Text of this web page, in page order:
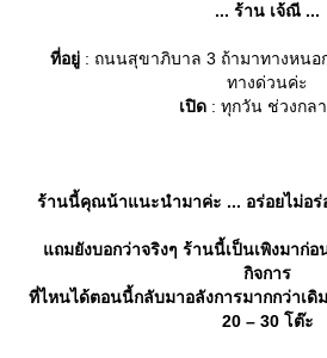
... ร้าน เจ้ณี ...
ที่อยู่ : ถนนสุขาภิบาล 3 ถ้ามาทางหนอ
ทางด่วนค่ะ
เปิด: ทุกวัน ช่วงกล
ร้านนี้คุณน้าแนะนำมาค่ะ ... อร่อยไม่อ
ถมยังบอกว่าจริงๆ ร้านนี้เป็นเพิงมาก่
กิจการ
ที่ไหนได้ตอนนี้กลับมาอลังการมากกว่าเดิ
20 – 30 โต๊ะ